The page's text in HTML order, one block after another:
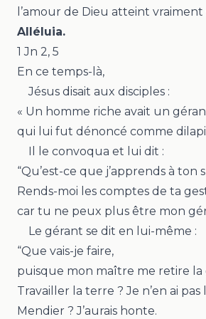
l’amour de Dieu atteint
Alléluia.
1 Jn 2, 5
En ce temps-là,
Jésus disait aux disciples :
« Un homme riche avait un
qui lui fut dénoncé comme
Il le convoqua et lui dit :
“Qu’est-ce que j’apprends à ton
Rends-moi les comptes de ta
car tu ne peux plus être mon
Le gérant se dit en lui-même :
“Que vais-je faire,
puisque mon maître me retire la
Travailler la terre ? Je n’en ai pas
Mendier ? J’aurais honte.